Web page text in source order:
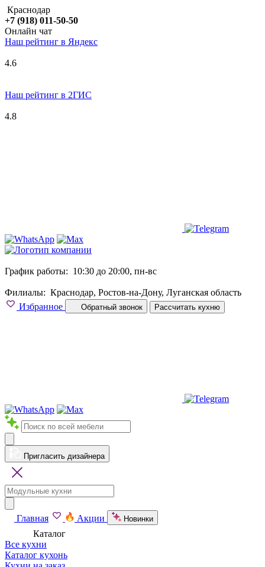
Краснодар
+7 (918) 011-50-50
Онлайн чат
Наш рейтинг в Яндекс
4.6
Наш рейтинг в 2ГИС
4.8
График работы: 10:30 до 20:00, пн-вс
Филиалы: Краснодар, Ростов-на-Дону, Луганская область
Избранное
Обратный звонок Рассчитать кухню
Пригласить дизайнера
Главная Акции Новинки
Каталог
Все кухни
Каталог кухонь